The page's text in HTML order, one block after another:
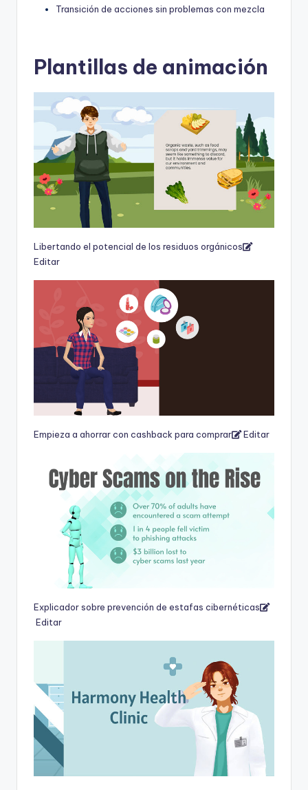
Transición de acciones sin problemas con mezcla
Plantillas de animación
Libertando el potencial de los residuos orgánicos
Editar
Empieza a ahorrar con cashback para comprar Editar
Explicador sobre prevención de estafas cibernéticas
Editar